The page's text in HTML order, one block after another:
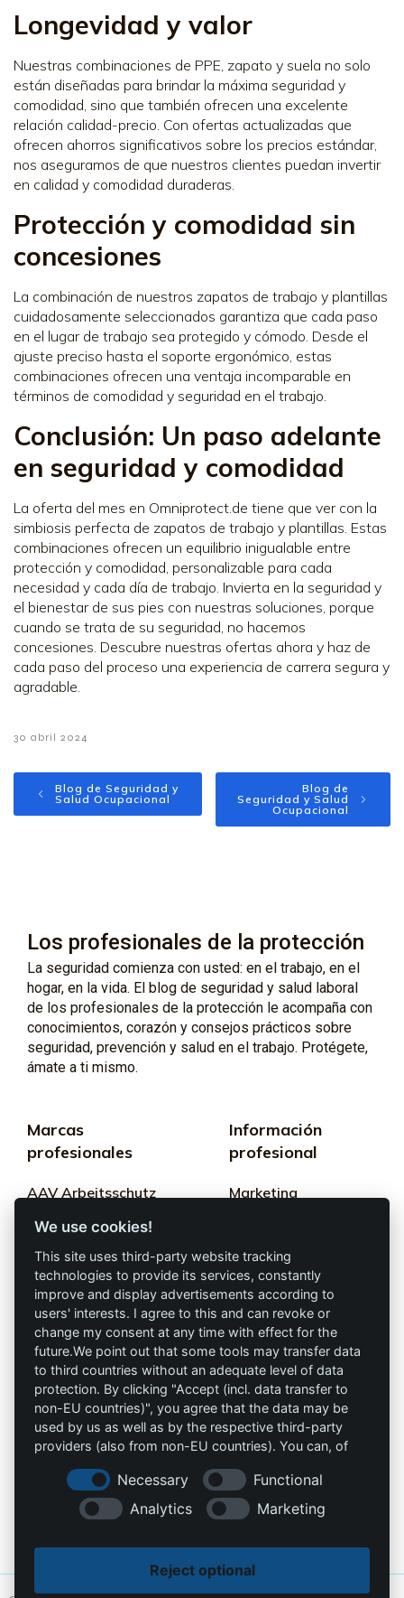
Longevidad y valor
Nuestras combinaciones de PPE, zapato y suela no solo
están diseñadas para brindar la máxima seguridad y
comodidad, sino que también ofrecen una excelente
relación calidad-precio. Con ofertas actualizadas que
ofrecen ahorros significativos sobre los precios estándar,
nos aseguramos de que nuestros clientes puedan invertir
en calidad y comodidad duraderas.
Protección y comodidad sin
concesiones
La combinación de nuestros zapatos de trabajo y plantillas
cuidadosamente seleccionados garantiza que cada paso
en el lugar de trabajo sea protegido y cómodo. Desde el
ajuste preciso hasta el soporte ergonómico, estas
combinaciones ofrecen una ventaja incomparable en
términos de comodidad y seguridad en el trabajo.
Conclusión: Un paso adelante
en seguridad y comodidad
La oferta del mes en Omniprotect.de tiene que ver con la
simbiosis perfecta de zapatos de trabajo y plantillas. Estas
combinaciones ofrecen un equilibrio inigualable entre
protección y comodidad, personalizable para cada
necesidad y cada día de trabajo. Invierta en la seguridad y
el bienestar de sus pies con nuestras soluciones, porque
cuando se trata de su seguridad, no hacemos
concesiones. Descubre nuestras ofertas ahora y haz de
cada paso del proceso una experiencia de carrera segura y
agradable.
30 abril 2024
Blog de Seguridad y
Salud Ocupacional
Blog de
Seguridad y Salud
Ocupacional
Los profesionales de la protección
La seguridad comienza con usted: en el trabajo, en el
hogar, en la vida. El blog de seguridad y salud laboral
de los profesionales de la protección le acompaña con
conocimientos, corazón y consejos prácticos sobre
seguridad, prevención y salud en el trabajo. Protégete,
ámate a ti mismo.
Marcas
profesionales
AAV Arbeitsschutz
Allprotec® Solo
trabaja seguro
Omniprotect –
Tienda Online
Información
profesional
Marketing
condiciones
Privacidad
Impresión
Contacto
info@die-schutzprofis.de
+49 (511) 679997-97
Wohlenbergstraße 6
Alemania
We use cookies!
This site uses third-party website tracking
technologies to provide its services, constantly
improve and display advertisements according to
users' interests. I agree to this and can revoke or
change my consent at any time with effect for the
future.We point out that some tools may transfer data
to third countries without an adequate level of data
protection. By clicking "Accept (incl. data transfer to
non-EU countries)", you agree that the data may be
used by us as well as by the respective third-party
providers (also from non-EU countries). You can, of
Necessary
Functional
Analytics
Marketing
Reject optional